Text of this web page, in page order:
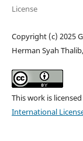
License
Copyright (c) 2025
Herman Syah
This work is
International